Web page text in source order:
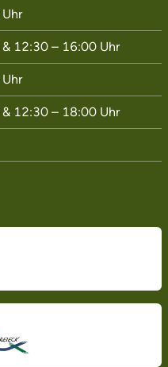
Uhr
& 12:30 – 16:00 Uhr
Uhr
& 12:30 – 18:00 Uhr